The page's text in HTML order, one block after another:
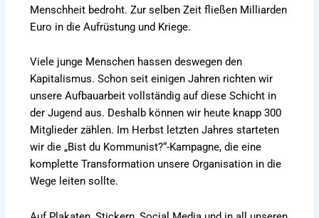
Menschheit bedroht. Zur selben Zeit fließen Milliarden
Euro in die Aufrüstung und Kriege.
Viele junge Menschen hassen deswegen den
Kapitalismus. Schon seit einigen Jahren richten wir
unsere Aufbauarbeit vollständig auf diese Schicht in
der Jugend aus. Deshalb können wir heute knapp 300
Mitglieder zählen. Im Herbst letzten Jahres starteten
wir die „Bist du Kommunist?“-Kampagne, die eine
komplette Transformation unsere Organisation in die
Wege leiten sollte.